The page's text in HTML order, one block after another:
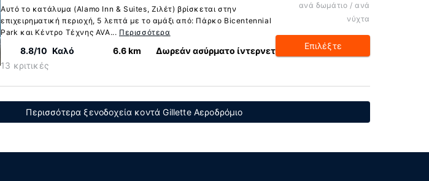
Αυτό το κατάλυμα (Alamo Inn & Suites, Ζιλέτ) βρίσκεται στην
επιχειρηματική περιοχή, 5 λεπτά με το αμάξι από: Πάρκο Bicentennial
Park και Κέντρο Τέχνης AVA... Περισσότερα
8.8/10 Καλό
13 κριτικές
6.6 km Δωρεάν ασύρματο ίντερνετ
ανά δωμάτιο / ανά
νύχτα
Επιλέξτε
Περισσότερα ξενοδοχεία κοντά Gillette Αεροδρόμιο